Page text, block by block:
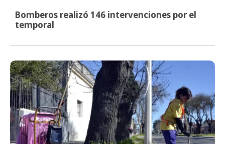
Bomberos realizó 146 intervenciones por el
temporal